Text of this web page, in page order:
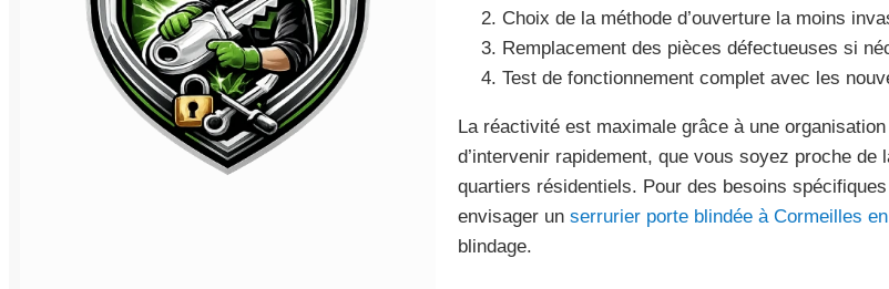
Choix de la méthode d’ouverture la moins
Remplacement des pièces défectueuses si
Test de fonctionnement complet avec les
La réactivité est maximale grâce à une
d’intervenir rapidement, que vous soyez proche de
quartiers résidentiels. Pour des besoins
envisager un serrurier porte blindée à Cormeilles
blindage.